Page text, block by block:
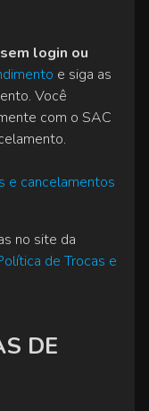
sem login ou
e siga as
Você
com o SAC
e cancelamentos
no site da
de Trocas e
DE